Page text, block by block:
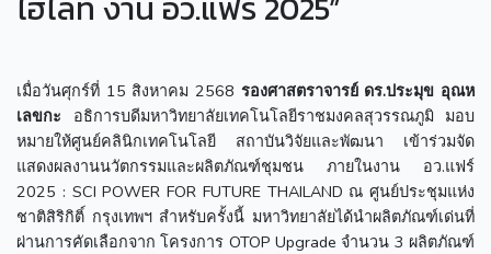
เมื่อวันศุกร์ที่ 15 สิงหาคม 2568 รองศาสตราจารย์ ดร.ประมุข อุณห
เลขกะ อธิการบดีมหาวิทยาลัยเทคโนโลยีราชมงคลสุวรรณภูมิ มอบ
หมายให้ศูนย์คลินิกเทคโนโลยี สถาบันวิจัยและพัฒนา เข้าร่วมจัด
แสดงผลงานนวัตกรรมและผลิตภัณฑ์ชุมชน ภายในงาน อว.แฟร์
2025 : SCI POWER FOR FUTURE THAILAND ณ ศูนย์ประชุมแห่ง
ชาติสิริกิติ์ กรุงเทพฯ สำหรับครั้งนี้ มหาวิทยาลัยได้นำผลิตภัณฑ์เด่นที่
ผ่านการคัดเลือกจาก โครงการ OTOP Upgrade จำนวน 3 ผลิตภัณฑ์